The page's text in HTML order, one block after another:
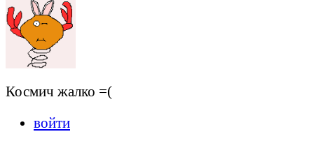
Космич жалко =(
войти